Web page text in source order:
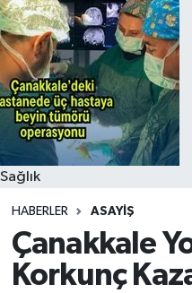
Sağlık
HABERLER ASAYIŞ
Çanakkale
Korkunç